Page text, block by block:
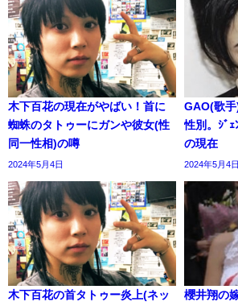
木下百花の現在がやばい！首に
蜘蛛のタトゥーにガンや彼女(性
同一性相)の噂
2024年5月4日
GAO(歌
性別。ｼﾞ
の現在
2024年5月4日
木下百花の首タトゥー炎上(ネッ
櫻井翔の